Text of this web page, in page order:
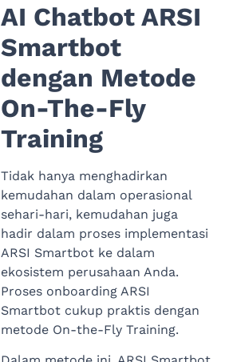
AI Chatbot ARSI
Smartbot
dengan Metode
On-The-Fly
Training
Tidak hanya menghadirkan
kemudahan dalam operasional
sehari-hari, kemudahan juga
hadir dalam proses implementasi
ARSI Smartbot ke dalam
ekosistem perusahaan Anda.
Proses onboarding ARSI
Smartbot cukup praktis dengan
metode On-the-Fly Training.